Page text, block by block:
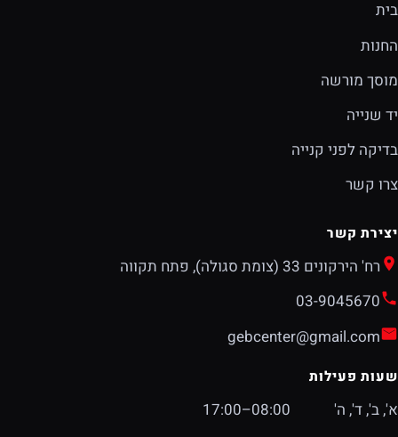
בית
החנות
מוסך מורשה
יד שנייה
בדיקה לפני קנייה
צרו קשר
יצירת קשר
רח' הירקונים 33 (צומת סגולה), פתח תקווה
03-9045670
gebcenter@gmail.com
שעות פעילות
א', ב', ד', ה'
08:00–17:00